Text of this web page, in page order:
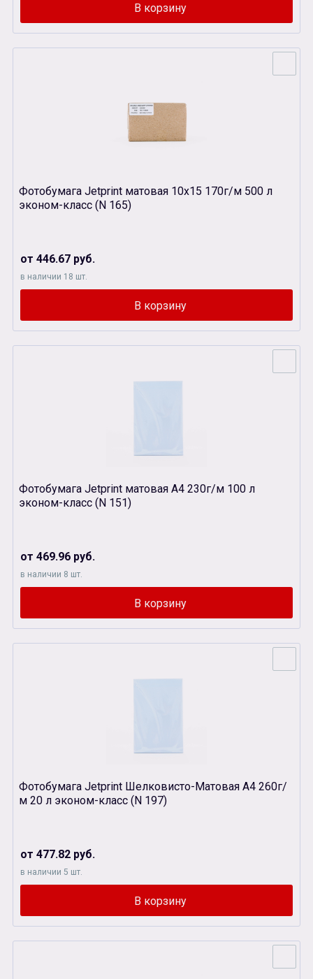
Фотобумага Jetprint матовая 10х15 170г/м 500 л
эконом-класс (N 165)
от 446.67 руб.
в наличии 18 шт.
Фотобумага Jetprint матовая А4 230г/м 100 л
эконом-класс (N 151)
от 469.96 руб.
в наличии 8 шт.
Фотобумага Jetprint Шелковисто-Матовая А4 260г/
м 20 л эконом-класс (N 197)
от 477.82 руб.
в наличии 5 шт.